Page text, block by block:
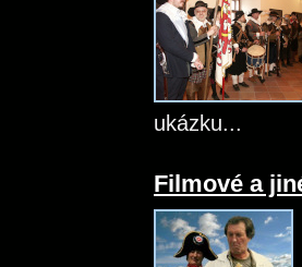
ukázku...
Filmové a